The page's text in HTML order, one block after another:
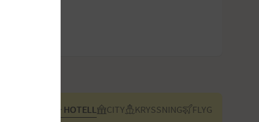
FLYG + HOTELL CITY KRYSSNING FLYG